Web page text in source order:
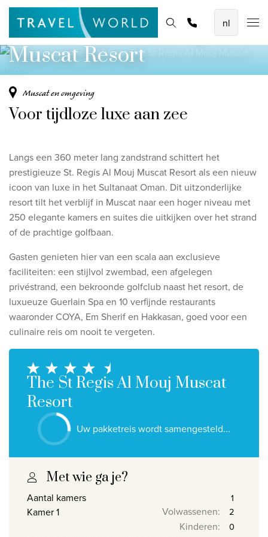
De mooiste vliegvakanties
Baoase Luxury Resort Curaçao
Lux* Grand Baie Resort Mauritius
Bekijk alle vliegvakanties
8-daagse Emiraten Ontdekkingsreis
Fly & Drive - Kleuren van Yucatan
Ontdekking Sri Lanka
Bekijk alle rondreizen
Ontdek onze thema's
Huwelijksreis
Adults only
Luxury
Bekijk alle thema's
De beste aanbiedingen
IKYK Malta
Dhigali Resort Maldives
Bekijk alle promoties
Homepage Bestemmingen Thema's Promoties
Offerte aanvragen
Ultieme elegantie in Muscat
The St Regis Al Mouj
Muscat Resort
Muscat en omgeving
Voor tijdloze luxe aan zee
Langs een 360 meter lang zandstrand schittert het
prestigieuze St. Regis Al Mouj Muscat Resort als een nieuw
icoon van luxe in het Sultanaat Oman. Dit uitzonderlijke
resort tilt het verblijf in Muscat naar een hoger niveau met
250 elegante kamers en suites die uitkijken over het strand
of de prachtige golfbaan.
Gasten genieten hier van een scala aan exclusieve
faciliteiten: een stijlvol zwembad, een afgelegen
privéstrand, een bekroonde golfclub naast het resort, de
luxueuze Guerlain Spa en 10 verfijnde restaurants
waaronder COYA, Em Sherif en Hakkasan, goed voor een
culinaire reis om nooit te vergeten.
The St Regis Al Mouj Muscat
Resort
Uw pakketreis wordt samengesteld...
Met wie ga je?
Aantal kamers
Kamer 1
Volwassenen:
Kinderen: